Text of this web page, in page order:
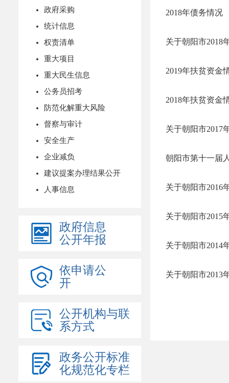
政府采购
统计信息
权责清单
重大项目
重大民生信息
公务员招考
防范化解重大风险
督察与审计
安全生产
企业减负
建议提案办理结果公开
人事信息
政府信息
公开年报
依申请公
开
公开机构与联
系方式
政务公开标准
化规范化专栏
2018年债务情况
关于朝阳市2018
2019年扶贫资金
2018年扶贫资金
关于朝阳市2017
关于朝阳市2016
关于朝阳市2015
关于朝阳市2014
关于朝阳市2013